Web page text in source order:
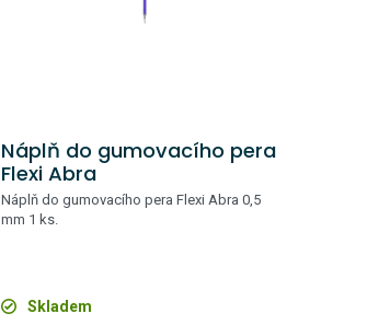
Náplň do gumovacího pera
Flexi Abra
Náplň do gumovacího pera Flexi Abra 0,5
mm 1 ks.
Skladem